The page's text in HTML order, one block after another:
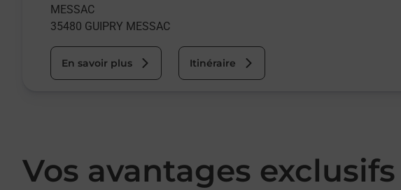
MESSAC
35480 GUIPRY MESSAC
En savoir plus Itinéraire
Vos avantages